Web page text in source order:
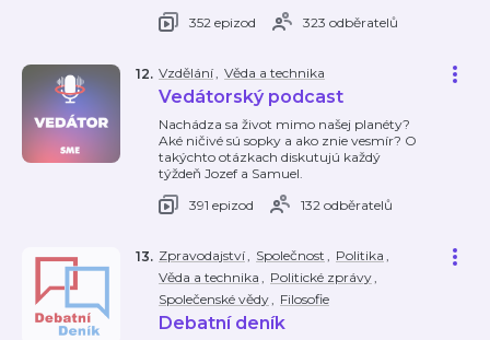
352 epizod
323 odběratelů
Vzdělání, Věda a technika
Vedátorský podcast
Nachádza sa život mimo našej planéty?
Aké ničivé sú sopky a ako znie vesmír? O
takýchto otázkach diskutujú každý
týždeň Jozef a Samuel.
391 epizod
132 odběratelů
12.
Zpravodajství, Společnost , Politika ,
Věda a technika , Politické zprávy,
Společenské vědy, Filosofie
Debatní deník
13.